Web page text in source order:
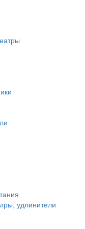
удлинители